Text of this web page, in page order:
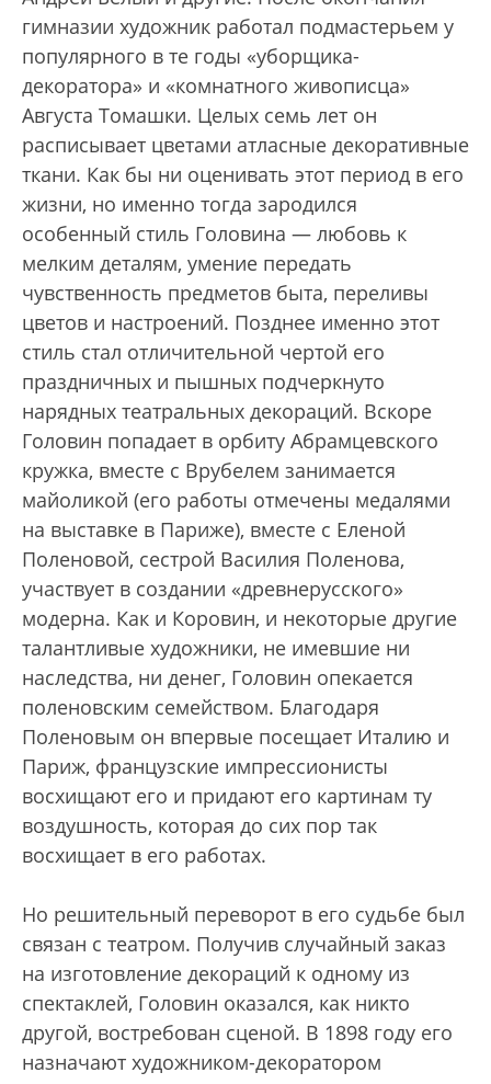
гимназии художник работал подмастерьем у
популярного в те годы «уборщика-
декоратора» и «комнатного живописца»
Августа Томашки. Целых семь лет он
расписывает цветами атласные декоративные
ткани. Как бы ни оценивать этот период в его
жизни, но именно тогда зародился
особенный стиль Головина — любовь к
мелким деталям, умение передать
чувственность предметов быта, переливы
цветов и настроений. Позднее именно этот
стиль стал отличительной чертой его
праздничных и пышных подчеркнуто
нарядных театральных декораций. Вскоре
Головин попадает в орбиту Абрамцевского
кружка, вместе с Врубелем занимается
майоликой (его работы отмечены медалями
на выставке в Париже), вместе с Еленой
Поленовой, сестрой Василия Поленова,
участвует в создании «древнерусского»
модерна. Как и Коровин, и некоторые другие
талантливые художники, не имевшие ни
наследства, ни денег, Головин опекается
поленовским семейством. Благодаря
Поленовым он впервые посещает Италию и
Париж, французские импрессионисты
восхищают его и придают его картинам ту
воздушность, которая до сих пор так
восхищает в его работах.
Но решительный переворот в его судьбе был
связан с театром. Получив случайный заказ
на изготовление декораций к одному из
спектаклей, Головин оказался, как никто
другой, востребован сценой. В 1898 году его
назначают художником-декоратором